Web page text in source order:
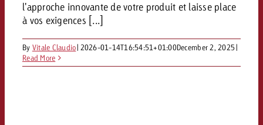
l'approche innovante de votre produit et laisse place
à vos exigences [...]
By Vitale Claudio| 2026-01-14T16:54:51+01:00December 2, 2025|
Read More